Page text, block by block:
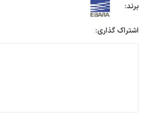
برند:
اشتراک گذاری: